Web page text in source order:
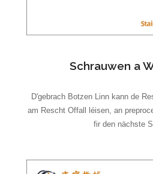
Schrauwen a
D'gebrach Botzen Linn kann de
am Rescht Offall léisen, an
fir den nächste